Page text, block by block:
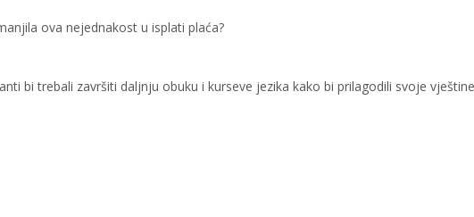
ova nejednakost u isplati plaća?
bi trebali završiti daljnju obuku i kurseve jezika kako bi prilagodili svoje vještine